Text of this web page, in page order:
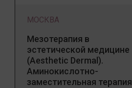
МОСКВА
Мезотерапия в
эстетической медицине
(Aesthetic Dermal).
Аминокислотно-
заместительная терапия